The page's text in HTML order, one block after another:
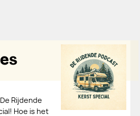
Rijdende
Hoe is het